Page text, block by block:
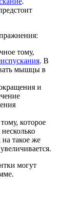
тому,
. В
мышцы в
и
которое
такое же
могут